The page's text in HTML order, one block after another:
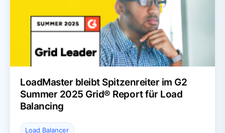
LoadMaster bleibt Spitzenreiter im G2
Summer 2025 Grid® Report für Load
Balancing
Load Balancer